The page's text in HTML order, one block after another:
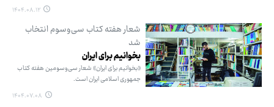
۱۴۰۴.۰۸.۱۲
شعار هفته کتاب سی‌وسوم انتخاب
شد
بخوانیم برای ایران
«بخوانیم برای ایران» شعار سی‌وسومین هفته کتاب
جمهوری اسلامی ایران است.
۱۴۰۴.۰۷.۰۸